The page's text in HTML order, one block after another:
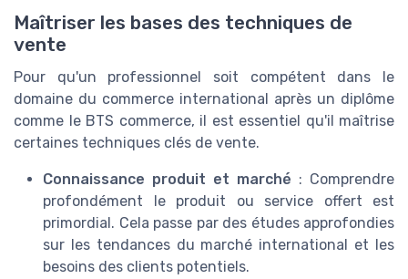
Maîtriser les bases des techniques de
vente
Pour qu'un professionnel soit compétent dans le
domaine du commerce international après un diplôme
comme le BTS commerce, il est essentiel qu'il maîtrise
certaines techniques clés de vente.
Connaissance produit et marché : Comprendre
profondément le produit ou service offert est
primordial. Cela passe par des études approfondies
sur les tendances du marché international et les
besoins des clients potentiels.